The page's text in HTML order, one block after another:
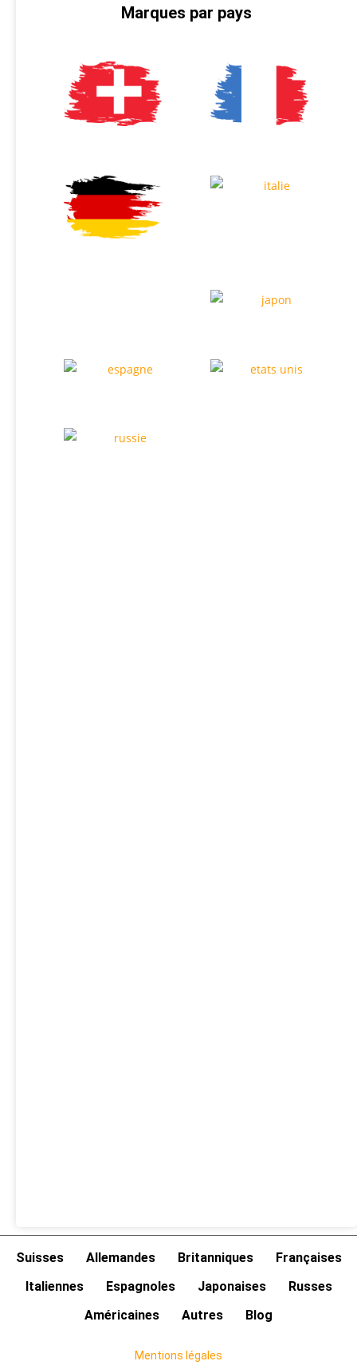
Marques par pays
Suisses Allemandes Britanniques
Françaises
Italiennes
Espagnoles Japonaises
Russes
Américaines
Autres Blog
Mentions légales